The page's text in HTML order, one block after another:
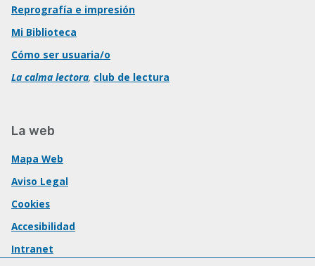
Reprografía e impresión
Mi Biblioteca
Cómo ser usuaria/o
La calma lectora, club de lectura
La web
Mapa Web
Aviso Legal
Cookies
Accesibilidad
Intranet